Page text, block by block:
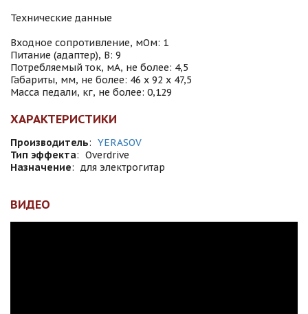
Технические данные
Входное сопротивление, мОм: 1
Питание (адаптер), В: 9
Потребляемый ток, мА, не более: 4,5
Габариты, мм, не более: 46 х 92 х 47,5
Масса педали, кг, не более: 0,129
ХАРАКТЕРИСТИКИ
Производитель: YERASOV
Тип эффекта: Overdrive
Назначение: для электрогитар
ВИДЕО